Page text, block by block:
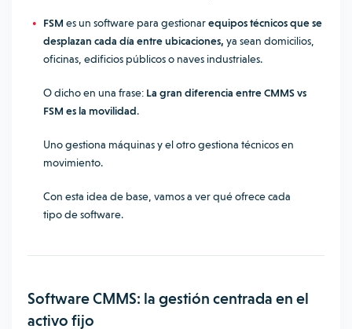
FSM es un software para gestionarequipos técnicos que se
desplazan cada día entre ubicaciones, ya sean domicilios,
oficinas, edificios públicos o naves industriales.
O dicho en una frase: La gran diferencia entre CMMS vs
FSM es la movilidad.
Uno gestiona máquinas y el otro gestiona técnicos en
movimiento.
Con esta idea de base, vamos a ver qué ofrece cada
tipo de software.
Software CMMS: la gestión centrada en el
activo fijo